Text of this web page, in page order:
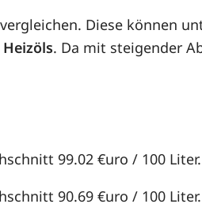
Diese können
Heizöls. Da mit steigender
99.02 €uro / 100 Liter.
90.69 €uro / 100 Liter.